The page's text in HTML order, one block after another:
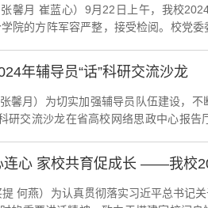
馨月 崔蓝心）9月22日上午，我校
院的方阵军容严整，接受检阅。校党
2024级本科生军训成果。大会由学生工
年辅导员“话”科研交流沙龙
馨月）为切实加强辅导员队伍建设，
研交流沙龙在省高校网络思政中心报
作部（处）部（处）长陈文雄出席活动
连心 家校共育促成长 ——我校
提 何燕）为认真贯彻落实习近平总书记